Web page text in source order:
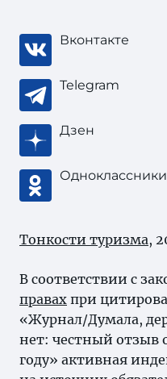
Вконтакте
Telegram
Дзен
Одноклассники
Тонкости туризма,
В соответствии с
правах при
«Журнал/Думала,
нет: честный отзыв
году» активная